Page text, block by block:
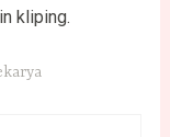
kliping.